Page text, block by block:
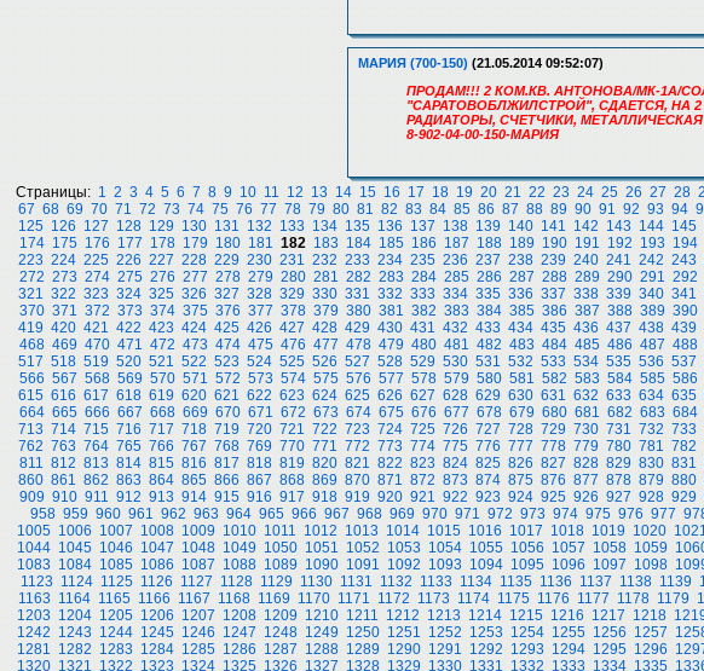
МАРИЯ (700-150) (21.05.2014 09:52:07)
ПРОДАМ!!! 2 КОМ.КВ. АНТОНОВА/МК-1А/
"САРАТОВОБЛЖИЛСТРОЙ", СДАЕТСЯ, НА
РАДИАТОРЫ, СЧЕТЧИКИ, МЕТАЛЛИЧЕСКАЯ
8-902-04-00-150-МАРИЯ
Страницы: 1 2 3 4 5 6 7 8 9 10 11 12 13 14 15 16 17 18 19 20 21 22 23 24 25 26 27 28
67 68 69 70 71 72 73 74 75 76 77 78 79 80 81 82 83 84 85 86 87 88 89 90 91 92 93 94
125 126 127 128 129 130 131 132 133 134 135 136 137 138 139 140 141 142 143 144 145
174 175 176 177 178 179 180 181 182 183 184 185 186 187 188 189 190 191 192 193 194
223 224 225 226 227 228 229 230 231 232 233 234 235 236 237 238 239 240 241 242 243
272 273 274 275 276 277 278 279 280 281 282 283 284 285 286 287 288 289 290 291 292
321 322 323 324 325 326 327 328 329 330 331 332 333 334 335 336 337 338 339 340 341
370 371 372 373 374 375 376 377 378 379 380 381 382 383 384 385 386 387 388 389 390
419 420 421 422 423 424 425 426 427 428 429 430 431 432 433 434 435 436 437 438 439
468 469 470 471 472 473 474 475 476 477 478 479 480 481 482 483 484 485 486 487 488
517 518 519 520 521 522 523 524 525 526 527 528 529 530 531 532 533 534 535 536 537
566 567 568 569 570 571 572 573 574 575 576 577 578 579 580 581 582 583 584 585 586
615 616 617 618 619 620 621 622 623 624 625 626 627 628 629 630 631 632 633 634 635
664 665 666 667 668 669 670 671 672 673 674 675 676 677 678 679 680 681 682 683 684
713 714 715 716 717 718 719 720 721 722 723 724 725 726 727 728 729 730 731 732 733
762 763 764 765 766 767 768 769 770 771 772 773 774 775 776 777 778 779 780 781 782
811 812 813 814 815 816 817 818 819 820 821 822 823 824 825 826 827 828 829 830 831
860 861 862 863 864 865 866 867 868 869 870 871 872 873 874 875 876 877 878 879 880
909 910 911 912 913 914 915 916 917 918 919 920 921 922 923 924 925 926 927 928 929
958 959 960 961 962 963 964 965 966 967 968 969 970 971 972 973 974 975 976 977
1005 1006 1007 1008 1009 1010 1011 1012 1013 1014 1015 1016 1017 1018 1019 1020
1044 1045 1046 1047 1048 1049 1050 1051 1052 1053 1054 1055 1056 1057 1058 1059
1083 1084 1085 1086 1087 1088 1089 1090 1091 1092 1093 1094 1095 1096 1097 1098
1123 1124 1125 1126 1127 1128 1129 1130 1131 1132 1133 1134 1135 1136 1137 1138 1139
1163 1164 1165 1166 1167 1168 1169 1170 1171 1172 1173 1174 1175 1176 1177 1178 1179
1203 1204 1205 1206 1207 1208 1209 1210 1211 1212 1213 1214 1215 1216 1217 1218
1242 1243 1244 1245 1246 1247 1248 1249 1250 1251 1252 1253 1254 1255 1256 1257
1281 1282 1283 1284 1285 1286 1287 1288 1289 1290 1291 1292 1293 1294 1295 1296
1320 1321 1322 1323 1324 1325 1326 1327 1328 1329 1330 1331 1332 1333 1334 1335